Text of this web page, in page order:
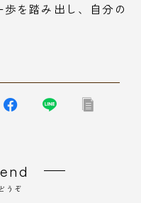
を踏み出し、自分の
うぞ